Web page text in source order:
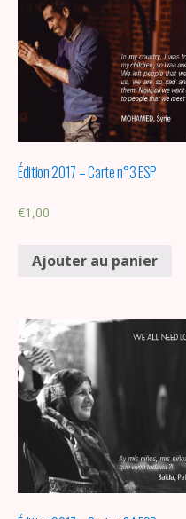
Édition 2017 – Carte n°3 ESP
€1,00
Ajouter au panier